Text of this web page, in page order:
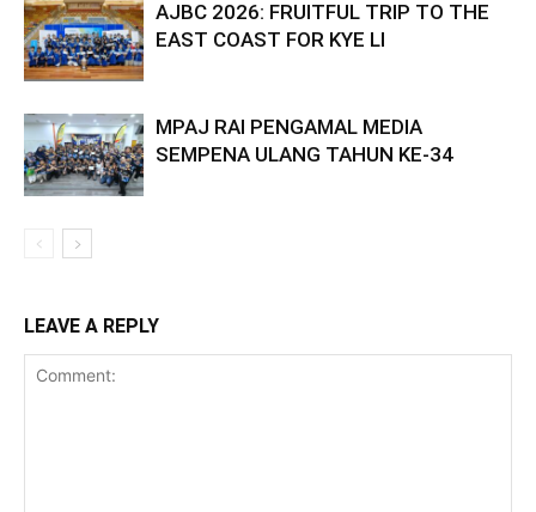
AJBC 2026: FRUITFUL TRIP TO THE
EAST COAST FOR KYE LI
MPAJ RAI PENGAMAL MEDIA
SEMPENA ULANG TAHUN KE-34
LEAVE A REPLY